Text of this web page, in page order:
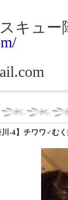
キュー
川-4】チワワ♂む